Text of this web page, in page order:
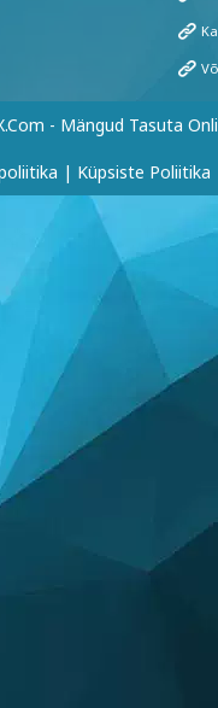
- Mängud Tasuta
| Küpsiste Poliitika